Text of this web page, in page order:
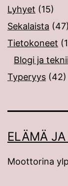
Lyhyet (15)
Sekalaista (47)
Tietokoneet
Blogi ja
Typeryys (42)
ELÄMÄ JA
Moottorina